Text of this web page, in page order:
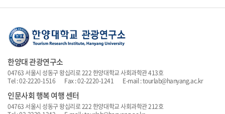
한양대 관광연구소
04763 서울시 성동구 왕십리로 222 한양대학교 사회과학관 413호
Tel : 02-2220-1516 Fax : 02-2220-1241 E-mail : tourlab@hanyang.ac.kr
인문사회 행복 여행 센터
04763 서울시 성동구 왕십리로 222 한양대학교 사회과학관 212호